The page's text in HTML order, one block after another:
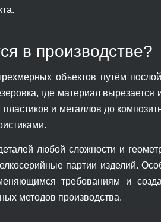
в производстве?
объектов путём
где материал вырезается
и металлов до
любой сложности и
партии изделий.
требованиям и
методов производства.